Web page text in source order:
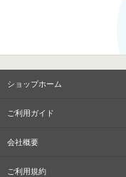
ショップホーム
ご利用ガイド
会社概要
ご利用規約